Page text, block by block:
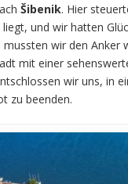
Šibenik. Hier
und wir hatten
wir den Anker
mit einer
wir uns, in
zu beenden.